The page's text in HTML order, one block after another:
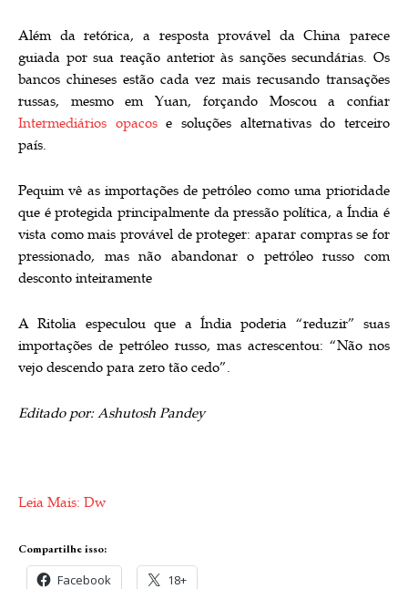
Além da retórica, a resposta provável da China parece
guiada por sua reação anterior às sanções secundárias. Os
bancos chineses estão cada vez mais recusando transações
russas, mesmo em Yuan, forçando Moscou a confiar
Intermediários opacose soluções alternativas do terceiro
país.
Pequim vê as importações de petróleo como uma prioridade
que é protegida principalmente da pressão política, a Índia é
vista como mais provável de proteger: aparar compras se for
pressionado, mas não abandonar o petróleo russo com
desconto inteiramente
A Ritolia especulou que a Índia poderia “reduzir” suas
importações de petróleo russo, mas acrescentou: “Não nos
vejo descendo para zero tão cedo”.
Editado por: Ashutosh Pandey
Leia Mais: Dw
Compartilhe isso:
Facebook 18+